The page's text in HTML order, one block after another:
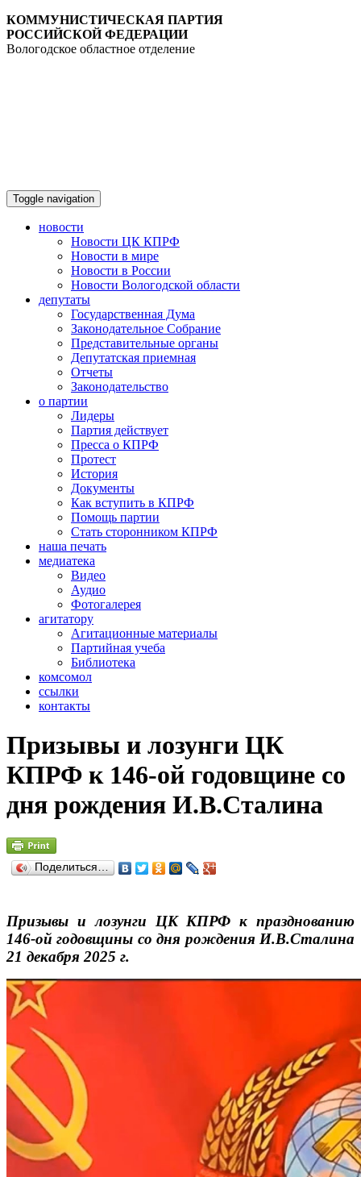
КОММУНИСТИЧЕСКАЯ ПАРТИЯ
РОССИЙСКОЙ ФЕДЕРАЦИИ
Вологодское областное отделение
Toggle navigation
новости
Новости ЦК КПРФ
Новости в мире
Новости в России
Новости Вологодской области
депутаты
Государственная Дума
Законодательное Собрание
Представительные органы
Депутатская приемная
Отчеты
Законодательство
о партии
Лидеры
Партия действует
Пресса о КПРФ
Протест
История
Документы
Как вступить в КПРФ
Помощь партии
Стать сторонником КПРФ
наша печать
медиатека
Видео
Аудио
Фотогалерея
агитатору
Агитационные материалы
Партийная учеба
Библиотека
комсомол
ссылки
контакты
Призывы и лозунги ЦК
КПРФ к 146-ой годовщине со
дня рождения И.В.Сталина
Поделиться…
Призывы и лозунги ЦК КПРФ к празднованию
146-ой годовщины со дня рождения И.В.Сталина
21 декабря 2025 г.